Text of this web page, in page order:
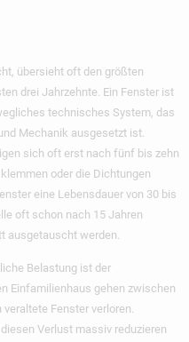
übersieht oft den größten
drei Jahrzehnte. Ein Fenster ist
technisches System, das
Mechanik ausgesetzt ist.
sich oft erst nach fünf bis zehn
oder die Dichtungen
eine Lebensdauer von 30 bis
oft schon nach 15 Jahren
ausgetauscht werden.
Belastung ist der
Einfamilienhaus gehen zwischen
veraltete Fenster verloren.
Verlust massiv reduzieren